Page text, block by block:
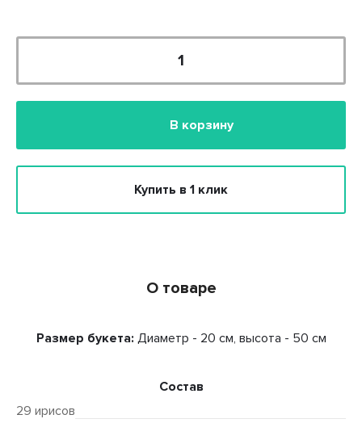
В корзину
Купить в 1 клик
О товаре
Размер букета: Диаметр - 20 см, высота - 50 см
Состав
29 ирисов